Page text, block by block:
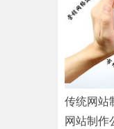
传统网站
网站制作